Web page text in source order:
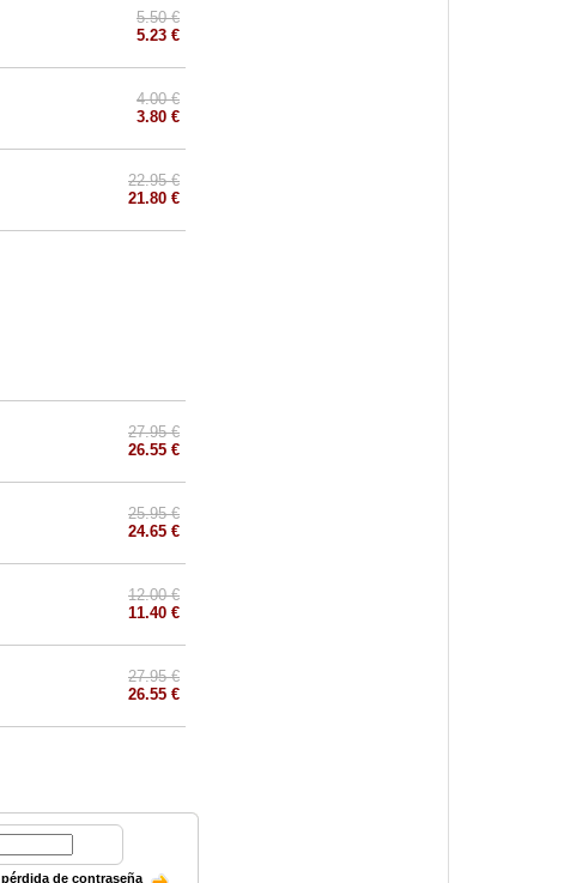
5.50 €
5.23 €
4.00 €
3.80 €
22.95 €
21.80 €
27.95 €
26.55 €
25.95 €
24.65 €
12.00 €
11.40 €
27.95 €
26.55 €
pérdida de contraseña